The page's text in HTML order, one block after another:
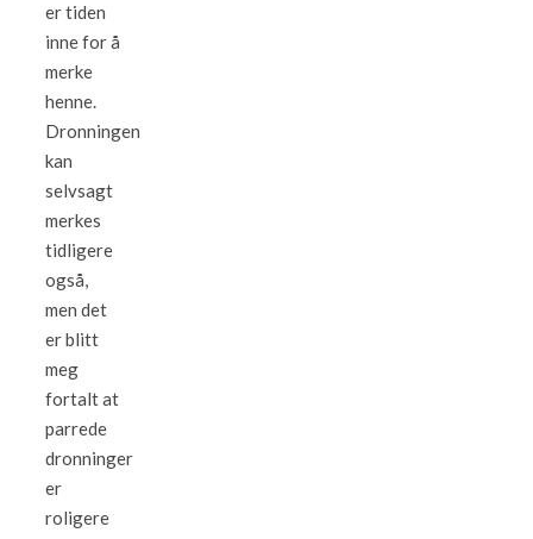
er tiden
inne for å
merke
henne.
Dronningen
kan
selvsagt
merkes
tidligere
også,
men det
er blitt
meg
fortalt at
parrede
dronninger
er
roligere